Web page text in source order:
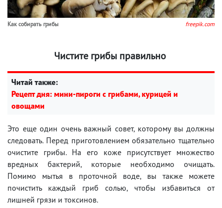
Как собирать грибы freepik.com
Чистите грибы правильно
Читай также:
Рецепт дня: мини-пироги с грибами, курицей и
овощами
Это еще один очень важный совет, которому вы должны
следовать. Перед приготовлением обязательно тщательно
очистите грибы. На его коже присутствует множество
вредных бактерий, которые необходимо очищать.
Помимо мытья в проточной воде, вы также можете
почистить каждый гриб солью, чтобы избавиться от
лишней грязи и токсинов.